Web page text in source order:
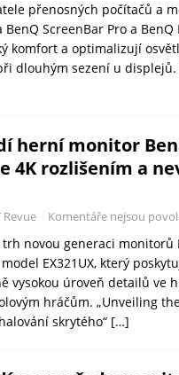
přenosných počítačů a
ScreenBar Pro a BenQ
komfort a optimalizují
dlouhým sezení u displejů.
herní monitor
4K rozlišením a
Revue Komentáře nejsou
novou generaci monitorů
EX321UX, který
vysokou úroveň detailů ve
hráčům. „Unveiling
skrytého“ […]